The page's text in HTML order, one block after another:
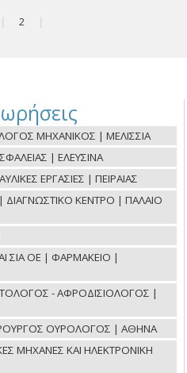
2
ΜΗΧΑΝΙΚΟΣ | ΜΕΛΙΣΣΙΑ
| ΕΛΕΥΣΙΝΑ
ΕΡΓΑΣΙΕΣ | ΠΕΙΡΑΙΑΣ
| ΔΙΑΓΝΩΣΤΙΚΟ ΚΕΝΤΡΟ | ΠΑΛΑΙΟ
ΣΙΑ ΟΕ | ΦΑΡΜΑΚΕΙΟ |
- ΑΦΡΟΔΙΣΙΟΛΟΓΟΣ |
ΟΥΡΟΛΟΓΟΣ | ΑΘΗΝΑ
ΜΗΧΑΝΕΣ ΚΑΙ ΗΛΕΚΤΡΟΝΙΚΗ